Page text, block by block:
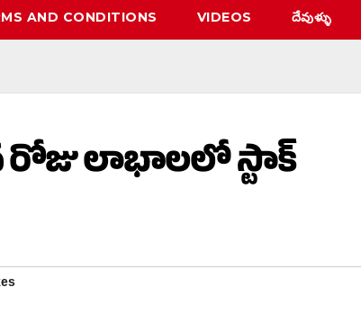
AND CONDITIONS VIDEOS దేవుళ్ళు
రోజు లాభాలలో స్టాక్